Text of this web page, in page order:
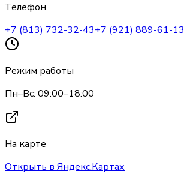
Телефон
+7 (813) 732-32-43+7 (921) 889-61-13
Режим работы
Пн–Вс: 09:00–18:00
На карте
Открыть в Яндекс.Картах